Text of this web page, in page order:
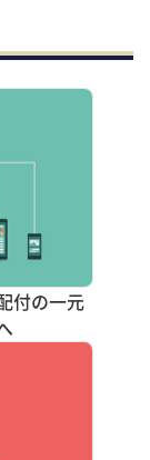
付の一元